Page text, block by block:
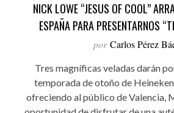
NICK LOWE “JESUS OF COOL”
ESPAÑA PARA PRESENTARNOS
por Carlos Pérez
Tres magníficas veladas darán
temporada de otoño de
ofreciendo al público de Valencia,